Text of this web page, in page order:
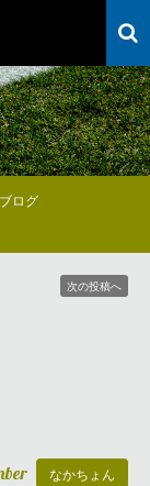
ログ
次の投稿へ
なかちょん